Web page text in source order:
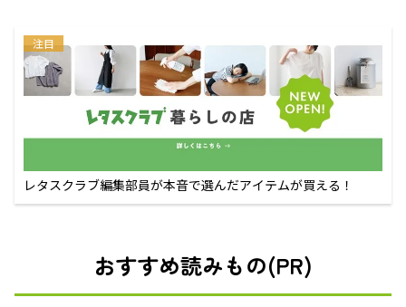
注目
レタスクラブ編集部員が本音で選んだアイテムが買える！
おすすめ読みもの(PR)